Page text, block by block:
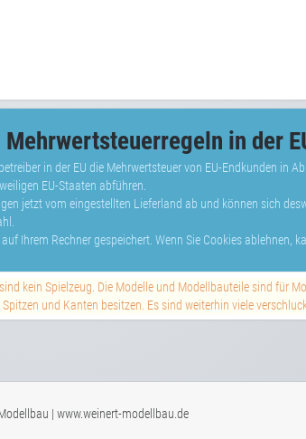
Mehrwertsteuerregeln in der
in der EU die Mehrwertsteuer von EU-Endkunden in
EU-Staaten abführen.
jetzt vom eingestellten Lieferland ab und können sich
Ihrem Rechner gespeichert. Wenn Sie Cookies ablehnen,
kein Spielzeug. Die Modelle und Modellbauteile sind für
und Kanten besitzen. Es sind weiterhin viele
| www.weinert-modellbau.de